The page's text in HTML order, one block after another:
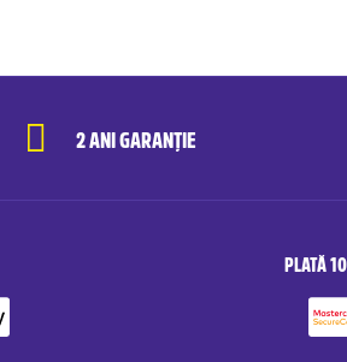
2 ANI GARANȚIE
PLATĂ